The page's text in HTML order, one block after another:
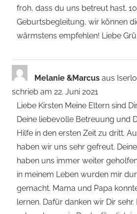
froh, dass du uns betreut hast.
Geburtsbegleitung, wir können
wärmstens empfehlen! Liebe
Melanie &Marcus aus
schrieb am 22. Juni 2021
Liebe Kirsten Meine Eltern sind
Deine liebevolle Betreuung und
Hilfe in den ersten Zeit zu dritt.
haben wir uns sehr gefreut.
haben uns immer weiter
in meinem Leben wurden mir
gemacht. Mama und Papa
lernen. Dafür danken wir Dir